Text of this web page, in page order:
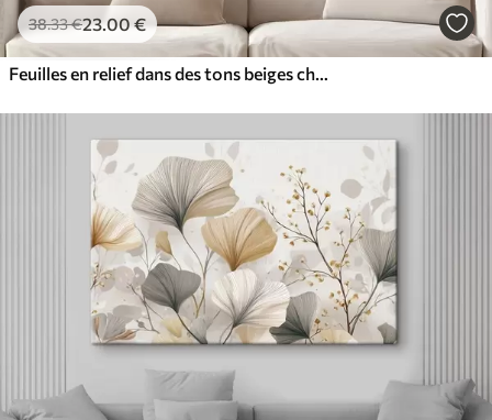
38.33€23.00€
Feuilles en relief dans des tons beiges chauds